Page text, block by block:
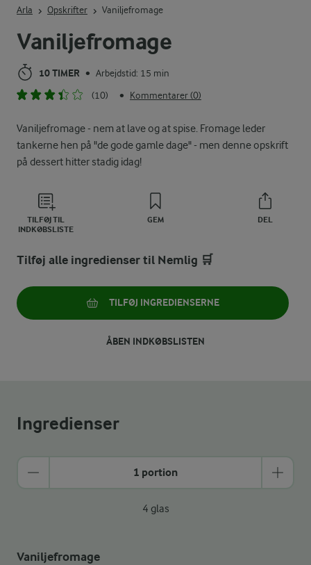
Vaniljefromage
10 TIMER • Arbejdstid: 15 min
(10)
• Kommentarer (0)
Vaniljefromage - nem at lave og at spise. Fromage leder
tankerne hen på "de gode gamle dage" - men denne opskrift
på dessert hitter stadig idag!
TILFØJ TIL
INDKØBSLISTE
GEM DEL
Arla Opskrifter Vaniljefromage
Tilføj alle ingredienser til Nemlig 🛒
TILFØJ INGREDIENSERNE
ÅBEN INDKØBSLISTEN
Ingredienser
1 portion
4 glas
Vaniljefromage